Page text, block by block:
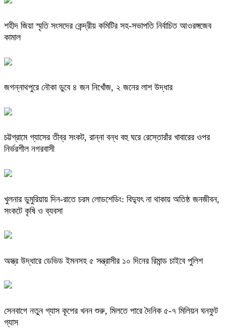
শহীদ জিয়া স্মৃতি সংসদের কেন্দ্রীয় কমিটির সহ-সভাপতি নির্বাচিত আওরঙ্গজেব
কামাল
জগন্নাথপুরে নৌকা ডুবে ৪ জন নিখোঁজ, ২ জনের লাশ উদ্ধার
চট্টগ্রামে গ্যাসের তীব্র সংকট, রান্না বন্ধ বহু ঘরে রেস্তোরাঁর খাবারের ওপর
নির্ভরশীল নগরবাসী
খুলনার ডুমুরিয়ায় দিন-রাতে চরম লোডশেডিং: বিদ্যুৎ না থাকায় অতিষ্ঠ জনজীবন,
সংকটে কৃষি ও ব্যবসা
অস্ত্র উদ্ধারে ডেভিড ইমনসহ ৫ সন্ত্রাসীর ১০ দিনের রিমান্ড চাইবে পুলিশ
সেনবাগে নতুন গ্যাস কূপের খনন শুরু, মিলতে পারে দৈনিক ৫-৭ মিলিয়ন ঘনফুট
গ্যাস